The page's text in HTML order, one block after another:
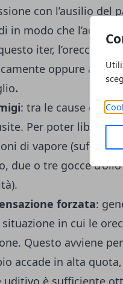
con l’ausilio del
in modo che l’acqua
iter, l’orecchio
oppure
.
: tra le cause delle
Per poter liberare
di vapore
due o tre gocce
forzata:
in cui le
Questo avviene
accade in alta
uditivo è sufficiente